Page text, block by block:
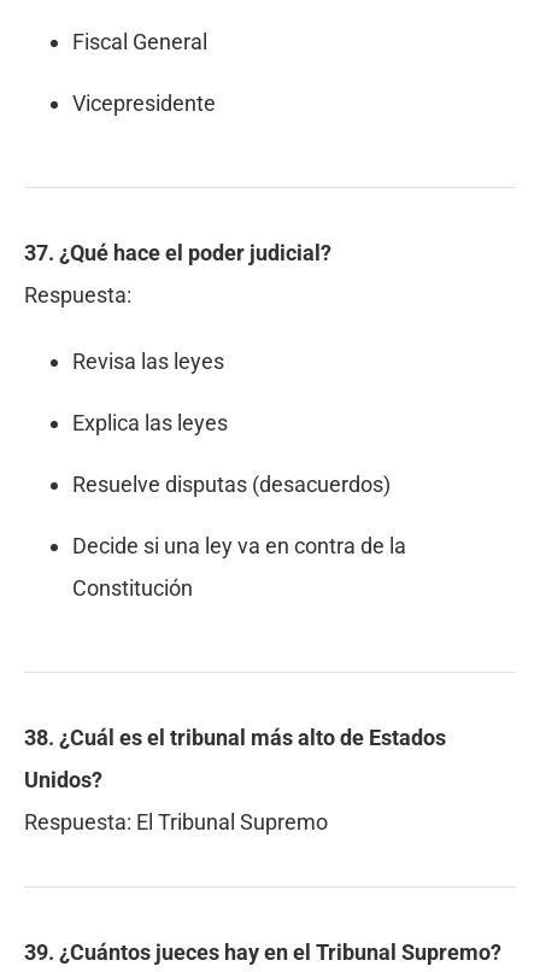
Fiscal General
Vicepresidente
37. ¿Qué hace el poder judicial?
Respuesta:
Revisa las leyes
Explica las leyes
Resuelve disputas (desacuerdos)
Decide si una ley va en contra de la
Constitución
38. ¿Cuál es el tribunal más alto de Estados
Unidos?
Respuesta: El Tribunal Supremo
39. ¿Cuántos jueces hay en el Tribunal Supremo?